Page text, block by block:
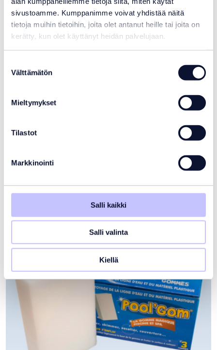
sivustoamme. Kumppanimme voivat yhdistää näitä
tietoja muihin tietoihin, joita olet antanut heille tai joita on
kerätty, kun olet käyttänyt heidän palvelujaan.
valinta
Välttämätön
Mieltymykset
Tilastot
Markkinointi
Salli kaikki
Salli valinta
Kiellä
Uima-altaan pesuaine Gel-A (kalkinpoistoon)
17,10€